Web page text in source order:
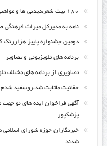
۱۸۰ بیت شعر،دیدنی ها و مواهب خداوندی در آن ،پائیز ۹۲
نامه به مدیرکل میراث
دومین جشنواره پاییز هزاررنگ
برنامه های تلویزیونی و تصاویر
تصاویری از برنامه های مختلف
حقانیت ماثابت شد،روسفید
آگهی فراخوان ایده های نو جهت
پزشکپور
خبرنگاران حوزه شورای
شدند